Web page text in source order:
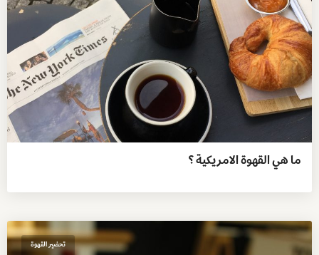
ما هي القهوة الامريكية ؟
تحضير القهوة